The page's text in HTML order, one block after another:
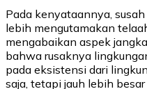
Pada kenyataannya,
lebih mengutamakan
mengabaikan aspek
bahwa rusaknya
pada eksistensi dari
saja, tetapi jauh lebih